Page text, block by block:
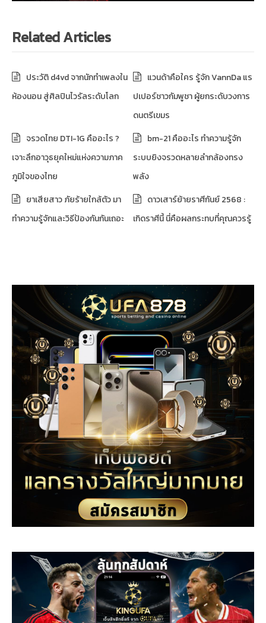
Related Articles
ประวัติ d4vd จากนักทำเพลงใน
ห้องนอน สู่ศิลปินไวรัลระดับโลก
แวนด้าคือใคร รู้จัก VannDa แร
ปเปอร์ชาวกัมพูชา ผู้ยกระดับวงการ
ดนตรีเขมร
จรวดไทย DTI-1G คืออะไร ?
เจาะลึกอาวุธยุคใหม่แห่งความภาค
ภูมิใจของไทย
bm-21 คืออะไร ทำความรู้จัก
ระบบยิงจรวดหลายลำกล้องทรง
พลัง
ยาเสียสาว ภัยร้ายใกล้ตัว มา
ทำความรู้จักและวิธีป้องกันกันเถอะ
ดาวเสาร์ย้ายราศีกันย์ 2568 :
เกิดราศีนี้ นี่คือผลกระทบที่คุณควรรู้